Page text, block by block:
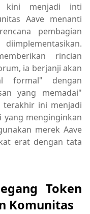
kini menjadi inti
Aave menanti
pembagian
rincian
ia berjanji akan
formal" dengan
yang memadai"
terakhir ini menjadi
yang menginginkan
merek Aave
erat dengan tata
Token
Komunitas